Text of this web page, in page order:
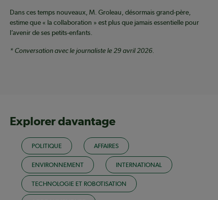
Dans ces temps nouveaux, M. Groleau, désormais grand-père,
estime que « la collaboration » est plus que jamais essentielle pour
l’avenir de ses petits-enfants.
* Conversation avec le journaliste le 29 avril 2026.
Explorer davantage
POLITIQUE AFFAIRES
ENVIRONNEMENT INTERNATIONAL
TECHNOLOGIE ET ROBOTISATION